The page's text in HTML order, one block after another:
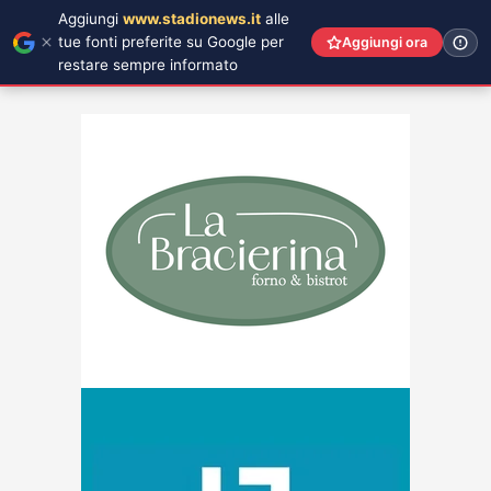
Aggiungi www.stadionews.it alle
tue fonti preferite su Google per
restare sempre informato
Aggiungi ora